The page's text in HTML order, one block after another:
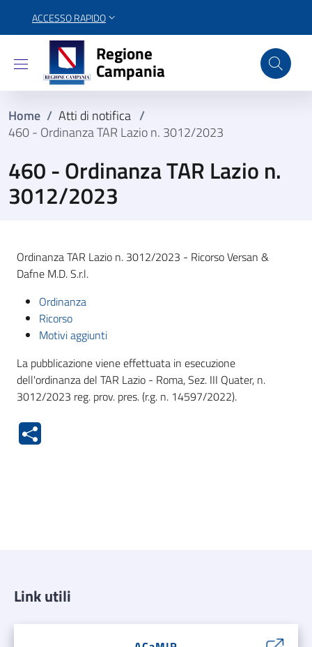
ACCESSO RAPIDO
Regione Campania
Regione
Campania
Home / Atti di notifica /
460 - Ordinanza TAR Lazio n. 3012/2023
460 - Ordinanza TAR Lazio n.
3012/2023
Ordinanza TAR Lazio n. 3012/2023 - Ricorso Versan &
Dafne M.D. S.r.l.
Ordinanza
Ricorso
Motivi aggiunti
La pubblicazione viene effettuata in esecuzione
dell'ordinanza del TAR Lazio - Roma, Sez. III Quater, n.
3012/2023 reg. prov. pres. (r.g. n. 14597/2022).
Link utili